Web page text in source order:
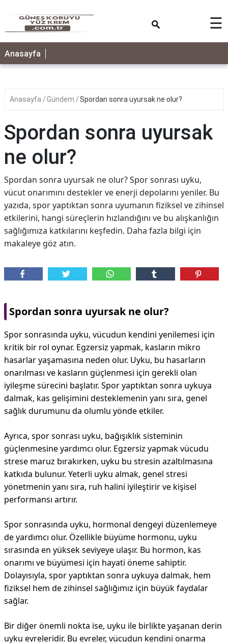
ANASAYFA
☰
Anasayfa
Anasayfa Gündem Spordan sonra uyursak ne olur?
Spordan sonra uyursak
ne olur?
Spordan sonra uyursak ne olur? Spor sonrası uyku,
vücut onarımını destekler ve enerji depolarını yeniler. Bu
yazıda, spor yaptıktan sonra uyumanın fiziksel ve zihinsel
etkilerini, hangi süreçlerin hızlandığını ve bu alışkanlığın
sağlığımıza katkılarını keşfedin. Daha fazla bilgi için
makaleye göz atın.
Spordan sonra uyursak ne olur?
Spor sonrasında uyku, vücudun kendini yenilemesi için
kritik bir rol oynar. Egzersiz yapmak, kasların mikro
hasarlar yaşamasına neden olur. Uyku, bu hasarların
onarılması ve kasların güçlenmesi için gerekli olan
iyileşme sürecini başlatır. Spor yaptıktan sonra uykuya
dalmak, kas gelişimini desteklemenin yanı sıra, genel
sağlık durumunu da olumlu yönde etkiler.
Ayrıca, spor sonrası uyku, bağışıklık sisteminin
güçlenmesine yardımcı olur. Egzersiz yapmak vücudu
strese maruz bırakırken, uyku bu stresin azaltılmasına
katkıda bulunur. Yeterli uyku almak, genel stresi
yönetmenin yanı sıra, ruh halini iyileştirir ve kişisel
performansı artırır.
Spor sonrasında uyku, hormonal dengeyi düzenlemeye
de yardımcı olur. Özellikle büyüme hormonu, uyku
sırasında en yüksek seviyeye ulaşır. Bu hormon, kas
onarımı ve büyümesi için hayati öneme sahiptir.
Dolayısıyla, spor yaptıktan sonra uykuya dalmak, hem
fiziksel hem de zihinsel sağlığımız için büyük faydalar
sağlar.
Bir diğer önemli nokta ise, uyku ile birlikte yaşanan derin
uyku evreleridir. Bu evreler, vücudun kendini onarma